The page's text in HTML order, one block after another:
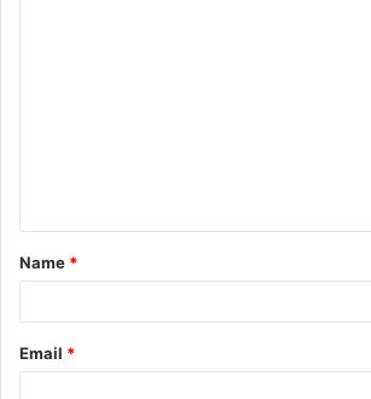
t
*
Name *
Email *